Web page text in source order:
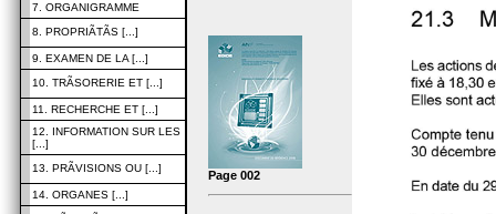
7. ORGANIGRAMME
8. PROPRIÃTÃS [...]
9. EXAMEN DE LA [...]
10. TRÃSORERIE ET [...]
11. RECHERCHE ET [...]
12. INFORMATION SUR LES
[...]
13. PRÃVISIONS OU [...]
14. ORGANES [...]
Page 002